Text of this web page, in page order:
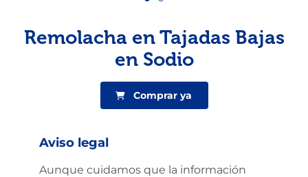
Remolacha en Tajadas Bajas
en Sodio
Comprar ya
Aviso legal
Aunque cuidamos que la información